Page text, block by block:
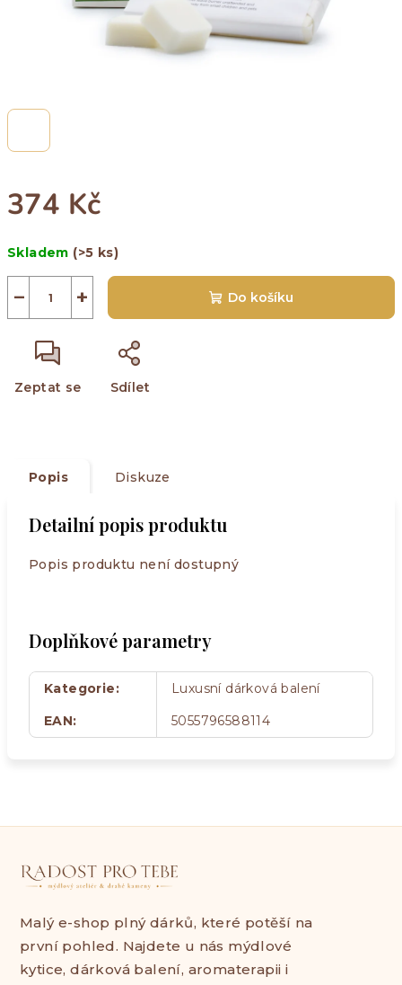
374 Kč
cena:
Skladem (>5 ks)
+
− Do košíku
Zeptat se Sdílet
Popis Diskuze
Detailní popis produktu
Popis produktu není dostupný
Doplňkové parametry
Kategorie:
Luxusní dárková balení
EAN: 5055796588114
Malý e-shop plný dárků, které potěší na
první pohled. Najdete u nás mýdlové
kytice, dárková balení, aromaterapii i